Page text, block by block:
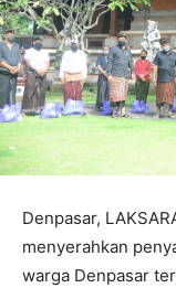
Denpasar,
menyerahkan
warga Denpasar